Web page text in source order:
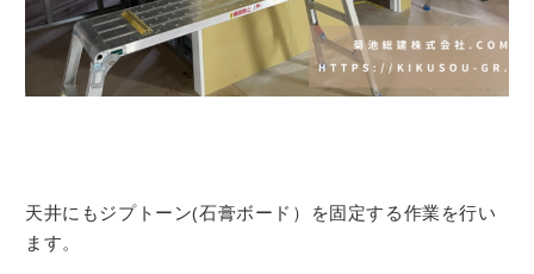
天井にもジプトーン(石膏ボード）を固定する作業を行い
ます。